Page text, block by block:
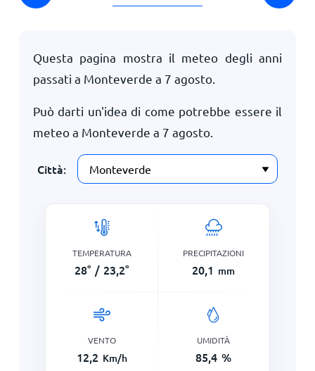
Questa pagina mostra il meteo degli anni
passati a Monteverde a 7 agosto.
Può darti un'idea di come potrebbe essere il
meteo a Monteverde a 7 agosto.
Città:
TEMPERATURA
28° / 23,2°
PRECIPITAZIONI
20,1 mm
VENTO
12,2 Km/h
UMIDITÀ
85,4 %